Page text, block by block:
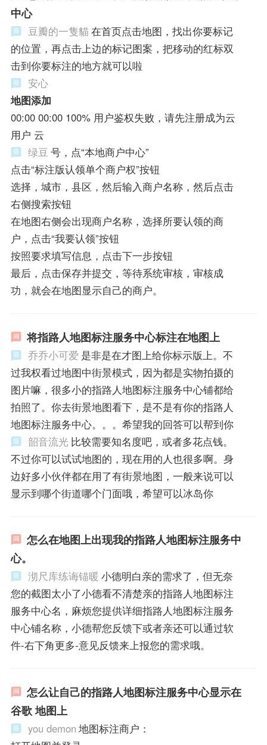
中心
豆瓣的一隻貓 在首页点击地图，找出你要标记
的位置，再点击上边的标记图案，把移动的红标双
击到你要标注的地方就可以啦
安心
地图添加
00:00 00:00 100% 用户鉴权失败，请先注册成为云
用户 云
绿豆 号，点“本地商户中心”
点击“标注版认领单个商户权”按钮
选择，城市，县区，然后输入商户名称，然后点击
右侧搜索按钮
在地图右侧会出现商户名称，选择所要认领的商
户，点击“我要认领”按钮
按照要求填写信息，点击下一步按钮
最后，点击保存并提交，等待系统审核，审核成
功，就会在地图显示自己的商户。
将指路人地图标注服务中心标注在地图上
乔乔小可爱 是非是在才图上给你标示版上。不
过我权看过地图中街景模式，因为都是实物拍摄的
图片嘛，很多小的指路人地图标注服务中心铺都给
拍照了。你去街景地图看下，是不是有你的指路人
地图标注服务中心。。。希望我的回答可以帮到你
韶音流光 比较需要知名度吧，或者多花点钱。
不过你可以试试地图的，现在用的人也很多啊。身
边好多小伙伴都在用了有街景地图，一般来说可以
显示到哪个街道哪个门面哦，希望可以冰岛你
怎么在地图上出现我的指路人地图标注服务中
心。
沏尺库练诲锚暖 小德明白亲的需求了，但无奈
您的截图太小了小德看不清楚亲的指路人地图标注
服务中心名，麻烦您提供详细指路人地图标注服务
中心铺名称，小德帮您反馈下或者亲还可以通过软
件-右下角更多-意见反馈来上报您的需求哦。
怎么让自己的指路人地图标注服务中心显示在
谷歌 地图上
you demon 地图标注商户：